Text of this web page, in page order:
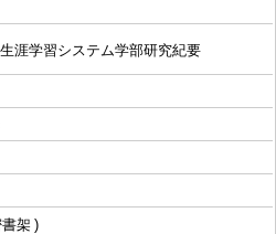
涯学習システム学部研究紀要
架